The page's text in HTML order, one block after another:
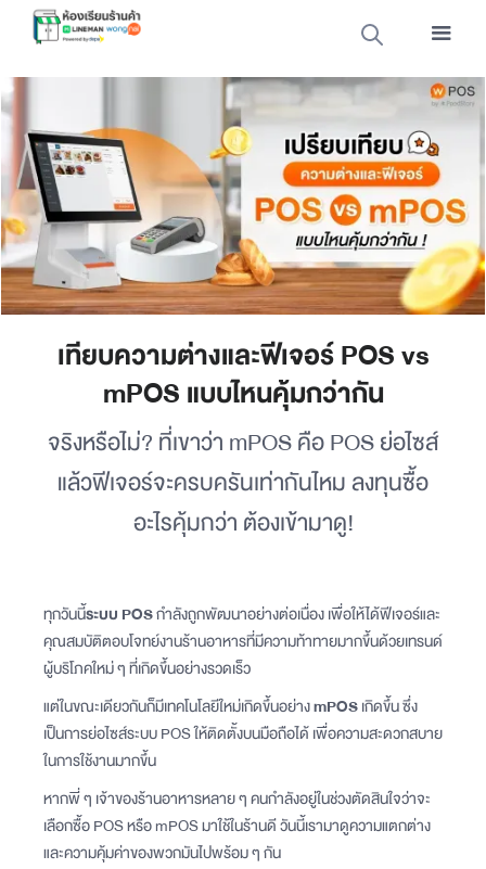
เทียบความต่างและฟีเจอร์ POS vs
mPOS แบบไหนคุ้มกว่ากัน
จริงหรือไม่? ที่เขาว่า mPOS คือ POS ย่อไซส์
แล้วฟีเจอร์จะครบครันเท่ากันไหม ลงทุนซื้อ
อะไรคุ้มกว่า ต้องเข้ามาดู!
ทุกวันนี้ระบบ POSกำลังถูกพัฒนาอย่างต่อเนื่อง เพื่อให้ได้ฟีเจอร์และ
คุณสมบัติตอบโจทย์งานร้านอาหารที่มีความท้าทายมากขึ้นด้วยเทรนด์
ผู้บริโภคใหม่ ๆ ที่เกิดขึ้นอย่างรวดเร็ว
แต่ในขณะเดียวกันก็มีเทคโนโลยีใหม่เกิดขึ้นอย่างmPOSเกิดขึ้น ซึ่ง
เป็นการย่อไซส์ระบบ POS ให้ติดตั้งบนมือถือได้ เพื่อความสะดวกสบาย
ในการใช้งานมากขึ้น
หากพี่ ๆ เจ้าของร้านอาหารหลาย ๆ คนกำลังอยู่ในช่วงตัดสินใจว่าจะ
เลือกซื้อ POS หรือ mPOS มาใช้ในร้านดี วันนี้เรามาดูความแตกต่าง
และความคุ้มค่าของพวกมันไปพร้อม ๆ กัน